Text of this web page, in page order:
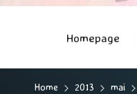
Homepage
Home 2013 mai